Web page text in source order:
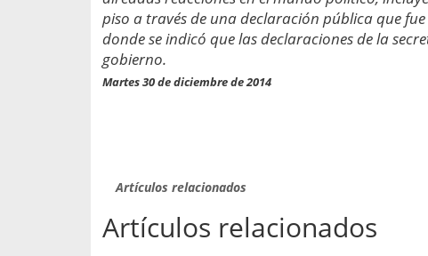
piso a través de una declaración pública que
donde se indicó que las declaraciones de la
gobierno.
Martes 30 de diciembre de 2014
Artículos relacionados
Artículos relacionados
entregados por la
sobre viajes al extranjero
que deben hacer...
propaga a un gran número